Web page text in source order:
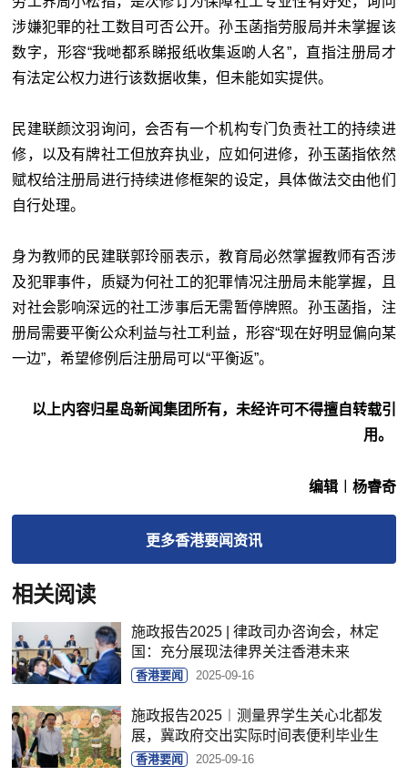
涉嫌犯罪的社工数目可否公开。孙玉菡指劳服局并未掌握该
数字，形容“我哋都系睇报纸收集返啲人名”，直指注册局才
有法定公权力进行该数据收集，但未能如实提供。
民建联颜汶羽询问，会否有一个机构专门负责社工的持续进
修，以及有牌社工但放弃执业，应如何进修，孙玉菡指依然
赋权给注册局进行持续进修框架的设定，具体做法交由他们
自行处理。
身为教师的民建联郭玲丽表示，教育局必然掌握教师有否涉
及犯罪事件，质疑为何社工的犯罪情况注册局未能掌握，且
对社会影响深远的社工涉事后无需暂停牌照。孙玉菡指，注
册局需要平衡公众利益与社工利益，形容“现在好明显偏向某
一边”，希望修例后注册局可以“平衡返”。
以上内容归星岛新闻集团所有，未经许可不得擅自转载引
用。
编辑︱杨睿奇
更多香港要闻资讯
相关阅读
施政报告2025 | 律政司办咨询会，林定
国：充分展现法律界关注香港未来
香港要闻 2025-09-16
施政报告2025︱测量界学生关心北都发
展，冀政府交出实际时间表便利毕业生
香港要闻 2025-09-16